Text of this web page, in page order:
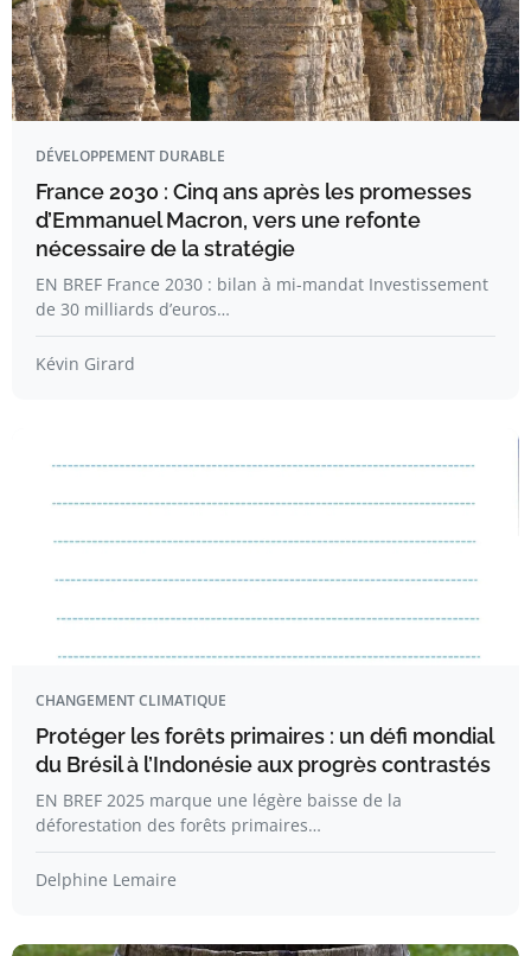
DÉVELOPPEMENT DURABLE
France 2030 : Cinq ans après les promesses
d’Emmanuel Macron, vers une refonte
nécessaire de la stratégie
EN BREF France 2030 : bilan à mi-mandat Investissement
de 30 milliards d’euros…
Kévin Girard
CHANGEMENT CLIMATIQUE
Protéger les forêts primaires : un défi mondial
du Brésil à l’Indonésie aux progrès contrastés
EN BREF 2025 marque une légère baisse de la
déforestation des forêts primaires…
Delphine Lemaire